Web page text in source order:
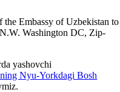
the Embassy of Uzbekistan to
Washington DC, Zip-
yashovchi
Nyu-Yorkdagi Bosh